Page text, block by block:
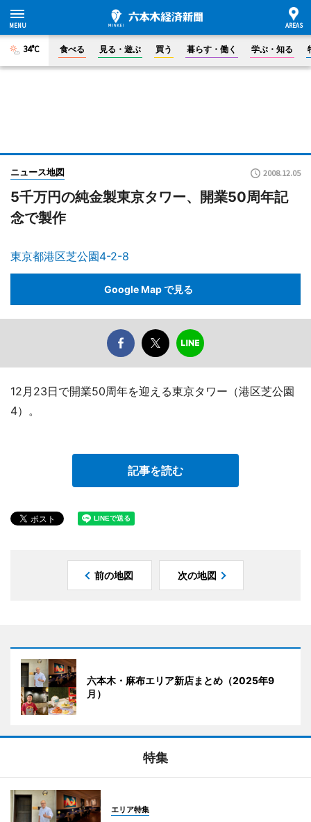
34°C 食べる 見る・遊ぶ 買う 暮らす・働く 学ぶ・知る
ニュース地図 2008.12.05
5千万円の純金製東京タワー、開業50周年記
念で製作
東京都港区芝公園4-2-8
Google Map で見る
12月23日で開業50周年を迎える東京タワー（港区芝公園
4）。
記事を読む
前の地図 次の地図
六本木・麻布エリア新店まとめ（2025年9
月）
特集
エリア特集